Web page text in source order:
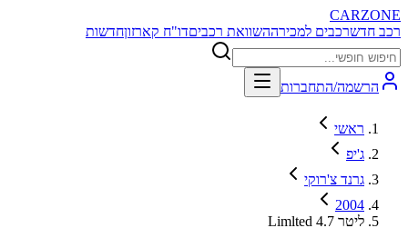
CARZONE
רכב חדשרכבים למכירההשוואת רכביםדו"ח קארזוןחדשות
הרשמה/התחברות
ראשי
ג'יפ
גרנד צ'רוקי
2004
Limlted 4.7 ליטר